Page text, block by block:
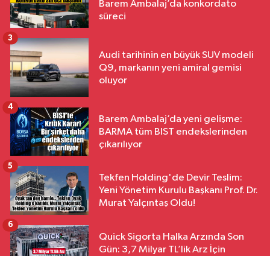
Barem Ambalaj’da konkordato
süreci
Audi tarihinin en büyük SUV modeli
Q9, markanın yeni amiral gemisi
oluyor
3
Barem Ambalaj’da yeni gelişme:
BARMA tüm BIST endekslerinden
çıkarılıyor
4
Tekfen Holding'de Devir Teslim:
Yeni Yönetim Kurulu Başkanı Prof. Dr.
Murat Yalçıntaş Oldu!
5
Quick Sigorta Halka Arzında Son
Gün: 3,7 Milyar TL’lik Arz İçin
6